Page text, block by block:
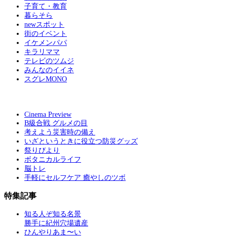
子育て・教育
暮らそら
newスポット
街のイベント
イケメンパパ
キラリママ
テレビのツムジ
みんなのイイネ
スグレMONO
Cinema Preview
B級合戦 グルメの目
考えよう災害時の備え
いざというときに役立つ防災グッズ
祭りびより
ボタニカルライフ
脳トレ
手軽にセルフケア 癒やしのツボ
特集記事
知る人ぞ知る名景
勝手に紀州穴場遺産
ひんやりあま〜い